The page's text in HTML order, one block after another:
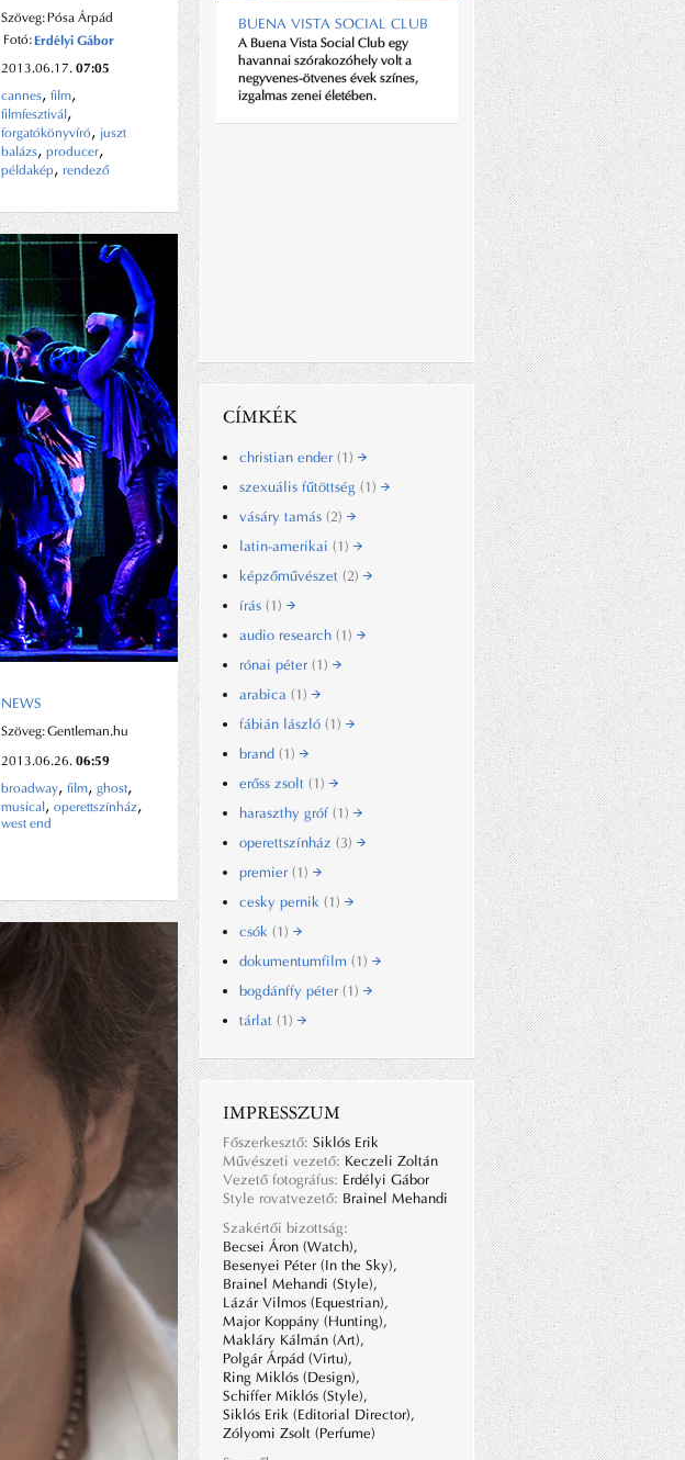
Szöveg:Pósa Árpád
Fotó:Erdélyi Gábor
2013.06.17. 07:05
cannes, film,
filmfesztivál ,
forgatókönyvíró, juszt
balázs, producer,
példakép, rendező
NEWS
Szöveg:Gentleman.hu
2013.06.26. 06:59
broadway, film, ghost,
musical , operettszínház,
west end
BUENA VISTA SOCIAL CLUB
A Buena Vista Social Club egy
havannai szórakozóhely volt a
negyvenes-ötvenes évek színes,
izgalmas zenei életében.
OÁZIS OTTHON
Vissza a természetbe, hirdette a
francia felvilágosodás egyik
legjelentősebb alakja, Jean-
Jacques Rousseau. Úgy vélte, az
ember természetből fakadóan jó,
de a társadalom elrontja, hiszen
bár...
CÍMKÉK
christian ender (1)
szexuális fűtöttség (1)
vásáry tamás (2)
latin-amerikai (1)
képzőművészet (2)
írás (1)
audio research (1)
rónai péter (1)
arabica (1)
fábián lászló (1)
brand (1)
erőss zsolt (1)
haraszthy gróf (1)
operettszínház (3)
premier (1)
cesky pernik (1)
csók (1)
dokumentumfilm (1)
bogdánffy péter (1)
tárlat (1)
IMPRESSZUM
Főszerkesztő: Siklós Erik
Művészeti vezető: Keczeli Zoltán
Vezető fotográfus: Erdélyi Gábor
Style rovatvezető: Brainel Mehandi
Szakértői bizottság:
Becsei Áron (Watch),
Besenyei Péter (In the Sky),
Brainel Mehandi (Style),
Lázár Vilmos (Equestrian),
Major Koppány (Hunting),
Makláry Kálmán (Art),
Polgár Árpád (Virtu),
Ring Miklós (Design),
Schiffer Miklós (Style),
Siklós Erik (Editorial Director),
Zólyomi Zsolt (Perfume)